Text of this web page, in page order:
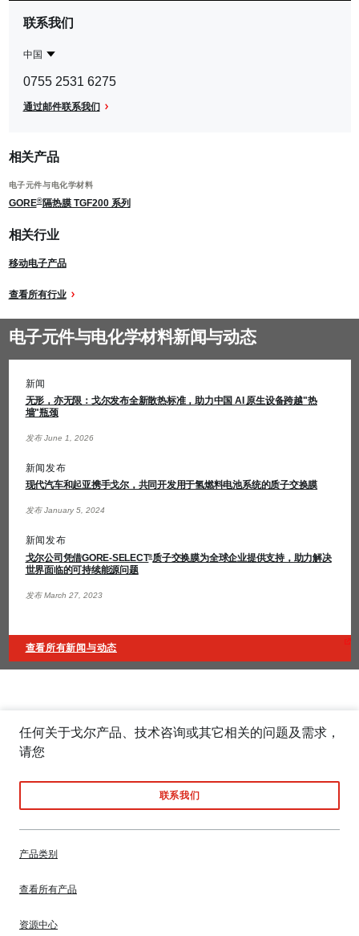
联系我们
中国
中
国
0755 2531 6275
通过邮件联系我们
相关产品
电子元件与电化学材料
GORE®隔热膜 TGF200 系列
相关行业
移动电子产品
查看所有行业
电子元件与电化学材料新闻与动态
新闻
无形，亦无限：戈尔发布全新散热标准，助力中国 AI 原生设备跨越"热
墙"瓶颈
发布 June 1, 2026
新闻发布
现代汽车和起亚携手戈尔，共同开发用于氢燃料电池系统的质子交换膜
发布 January 5, 2024
新闻发布
戈尔公司凭借GORE-SELECT®质子交换膜为全球企业提供支持，助力解决
世界面临的可持续能源问题
发布 March 27, 2023
查看所有新闻与动态
任何关于戈尔产品、技术咨询或其它相关的问题及需求，
请您
联系我们
产品类别
查看所有产品
资源中心